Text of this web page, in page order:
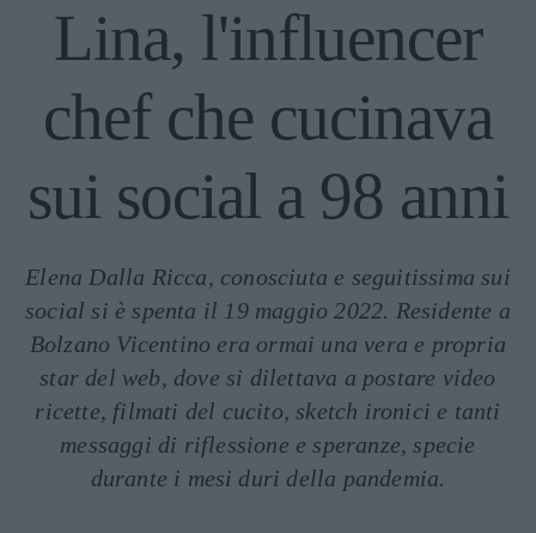
Lina, l'influencer
chef che cucinava
sui social a 98 anni
Elena Dalla Ricca, conosciuta e seguitissima sui
social si è spenta il 19 maggio 2022. Residente a
Bolzano Vicentino era ormai una vera e propria
star del web, dove si dilettava a postare video
ricette, filmati del cucito, sketch ironici e tanti
messaggi di riflessione e speranze, specie
durante i mesi duri della pandemia.